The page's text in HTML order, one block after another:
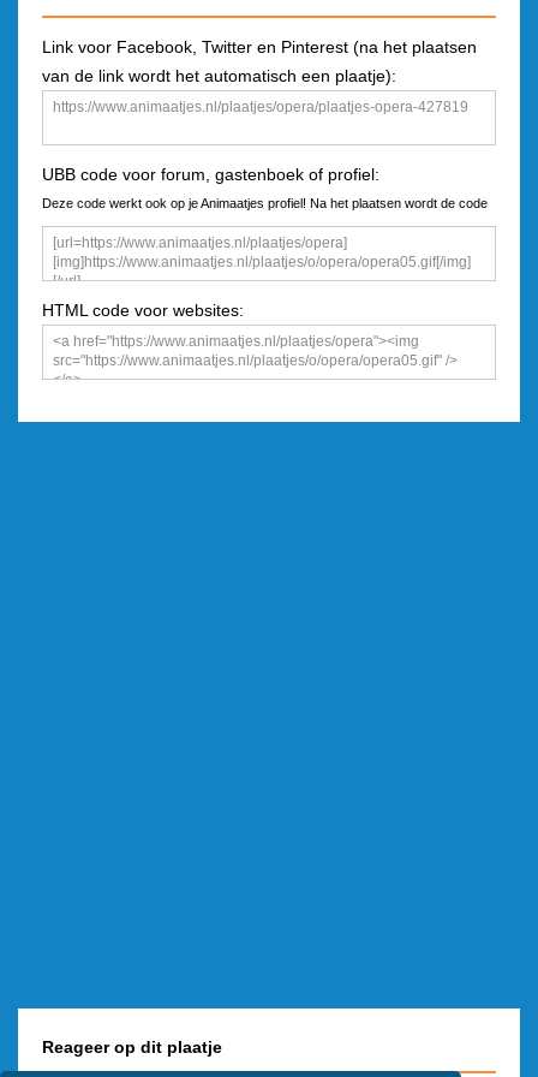
Link voor Facebook, Twitter en Pinterest (na het plaatsen
van de link wordt het automatisch een plaatje):
UBB code voor forum, gastenboek of profiel:
Deze code werkt ook op je Animaatjes profiel! Na het plaatsen wordt de code
een plaatje
HTML code voor websites:
Reageer op dit plaatje